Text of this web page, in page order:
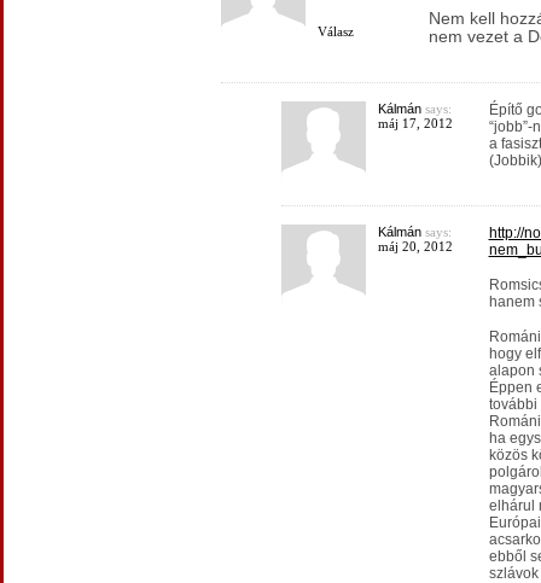
Válasz
Nem kell
nem vezet a
Kálmánsays:
máj 17, 2012
Építő
“jobb”-
a
Kálmánsays:
máj 20, 2012
http://
hanem
hogy
alapon
Éppen
további
ha
közös
elhárul
ebből